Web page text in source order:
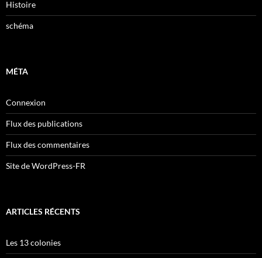
Histoire
schéma
MÉTA
Connexion
Flux des publications
Flux des commentaires
Site de WordPress-FR
ARTICLES RÉCENTS
Les 13 colonies